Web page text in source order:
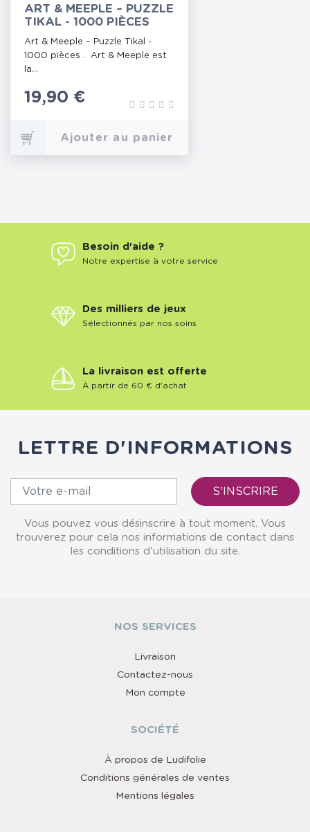
ART & MEEPLE – PUZZLE
TIKAL - 1000 PIÈCES
Art & Meeple – Puzzle Tikal -
1000 pièces . Art & Meeple est
la...
Prix
19,90 €
Ajouter au panier
Besoin d'aide ?
Notre expertise à votre service
Des milliers de jeux
Sélectionnés par nos soins
La livraison est offerte
À partir de 60 € d'achat
LETTRE D'INFORMATIONS
Vous pouvez vous désinscrire à tout moment. Vous
trouverez pour cela nos informations de contact dans
les conditions d'utilisation du site.
NOS SERVICES
Livraison
Contactez-nous
Mon compte
SOCIÉTÉ
À propos de Ludifolie
Conditions générales de ventes
Mentions légales